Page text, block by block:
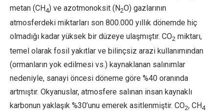
metan (CH4) ve azotmonoksit (N2O) gazlarının
atmosferdeki miktarları son 800.000 yıllık dönemde hiç
olmadığı kadar yüksek bir düzeye ulaşmıştır. CO2 miktarı,
temel olarak fosil yakıtlar ve bilinçsiz arazi kullanımından
(ormanların yok edilmesi vs.) kaynaklanan salınımlar
nedeniyle, sanayi öncesi döneme göre %40 oranında
artmıştır. Okyanuslar, atmosfere salınan insan kaynaklı
karbonun yaklaşık %30’unu emerek asitlenmiştir. CO2, CH4